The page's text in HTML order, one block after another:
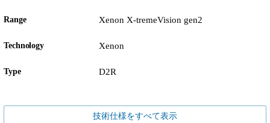
Range Xenon X-tremeVision gen2
Technology Xenon
Type D2R
技術仕様をすべて表示